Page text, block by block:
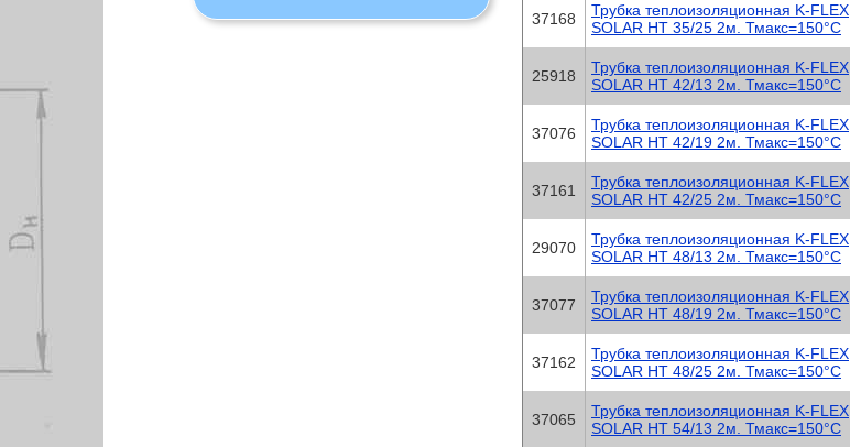
37168
Трубка теплоизоляционная K-FLEX
SOLAR HT 35/25 2м. Тмакс=150°C
25918
Трубка теплоизоляционная K-FLEX
SOLAR HT 42/13 2м. Тмакс=150°C
37076
Трубка теплоизоляционная K-FLEX
SOLAR HT 42/19 2м. Тмакс=150°C
37161
Трубка теплоизоляционная K-FLEX
SOLAR HT 42/25 2м. Тмакс=150°C
29070
Трубка теплоизоляционная K-FLEX
SOLAR HT 48/13 2м. Тмакс=150°C
37077
Трубка теплоизоляционная K-FLEX
SOLAR HT 48/19 2м. Тмакс=150°C
37162
Трубка теплоизоляционная K-FLEX
SOLAR HT 48/25 2м. Тмакс=150°C
37065
Трубка теплоизоляционная K-FLEX
SOLAR HT 54/13 2м. Тмакс=150°C